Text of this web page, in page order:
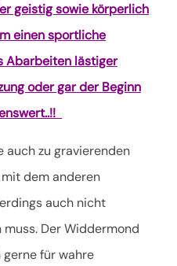
geistig sowie körperlich
einen sportliche
Abarbeiten lästiger
oder gar der Beginn
auch zu gravierenden
dem anderen
auch nicht
Der Widdermond
für wahre